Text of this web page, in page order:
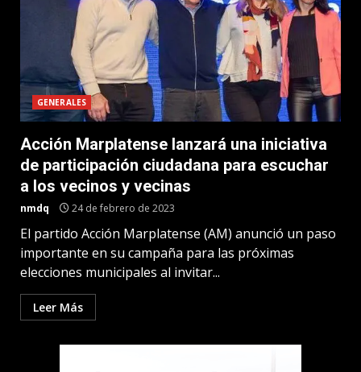
GENERALES
Acción Marplatense lanzará una iniciativa
de participación ciudadana para escuchar
a los vecinos y vecinas
nmdq 24 de febrero de 2023
El partido Acción Marplatense (AM) anunció un paso
importante en su campaña para las próximas
elecciones municipales al invitar...
Leer Más